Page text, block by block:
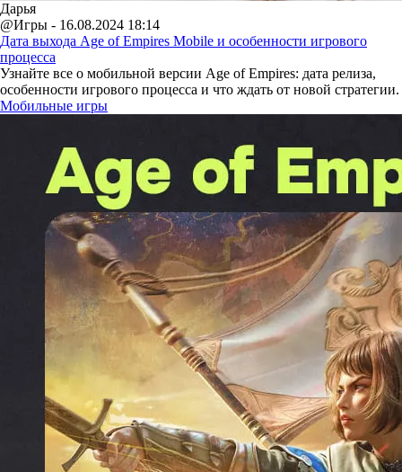
Дарья
@Игры - 16.08.2024 18:14
Дата выхода Age of Empires Mobile и особенности игрового
процесса
Узнайте все о мобильной версии Age of Empires: дата релиза,
особенности игрового процесса и что ждать от новой стратегии.
Мобильные игры